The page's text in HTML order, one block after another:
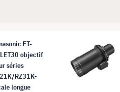
ET-
objectif
séries
RZ31K-
longue